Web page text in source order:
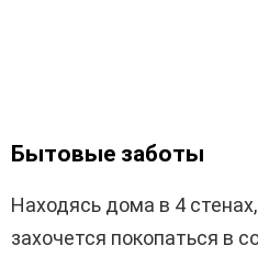
Бытовые заботы
Находясь дома в 4
захочется покопаться в